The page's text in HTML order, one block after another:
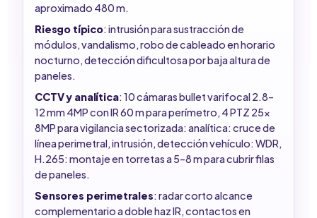
aproximado 480 m.
Riesgo típico: intrusión para sustracción de
módulos, vandalismo, robo de cableado en horario
nocturno, detección dificultosa por baja altura de
paneles.
CCTV y analítica: 10 cámaras bullet varifocal 2.8–
12 mm 4MP con IR 60 m para perímetro, 4 PTZ 25x
8MP para vigilancia sectorizada: analítica: cruce de
línea perimetral, intrusión, detección vehículo: WDR,
H.265: montaje en torretas a 5–8 m para cubrir filas
de paneles.
Sensores perimetrales: radar corto alcance
complementario a doble haz IR, contactos en